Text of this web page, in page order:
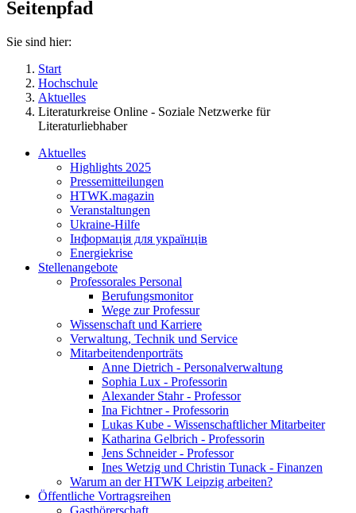
Seitenpfad
Sie sind hier:
Start
Hochschule
Aktuelles
Literaturkreise Online - Soziale Netzwerke für
Literaturliebhaber
Aktuelles
Highlights 2025
Pressemitteilungen
HTWK.magazin
Veranstaltungen
Ukraine-Hilfe
Інформація для українців
Energiekrise
Stellenangebote
Professorales Personal
Berufungsmonitor
Wege zur Professur
Wissenschaft und Karriere
Verwaltung, Technik und Service
Mitarbeitendenporträts
Anne Dietrich - Personalverwaltung
Sophia Lux - Professorin
Alexander Stahr - Professor
Ina Fichtner - Professorin
Lukas Kube - Wissenschaftlicher Mitarbeiter
Katharina Gelbrich - Professorin
Jens Schneider - Professor
Ines Wetzig und Christin Tunack - Finanzen
Warum an der HTWK Leipzig arbeiten?
Öffentliche Vortragsreihen
Gasthörerschaft